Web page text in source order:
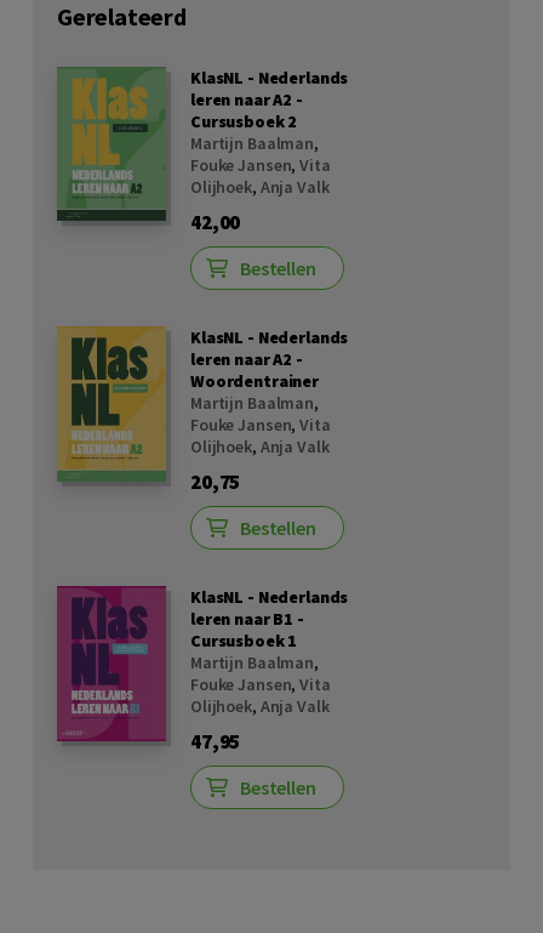
Gerelateerd
KlasNL - Nederlands
leren naar A2 -
Cursusboek 2
Martijn Baalman,
Fouke Jansen,Vita
Olijhoek, Anja Valk
42,00
Bestellen
KlasNL - Nederlands
leren naar A2 -
Woordentrainer
Martijn Baalman,
Fouke Jansen,Vita
Olijhoek, Anja Valk
20,75
Bestellen
KlasNL - Nederlands
leren naar B1 -
Cursusboek 1
Martijn Baalman,
Fouke Jansen,Vita
Olijhoek, Anja Valk
47,95
Bestellen